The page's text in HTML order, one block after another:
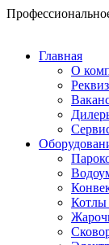
Перейти
Главная
О
Котлы